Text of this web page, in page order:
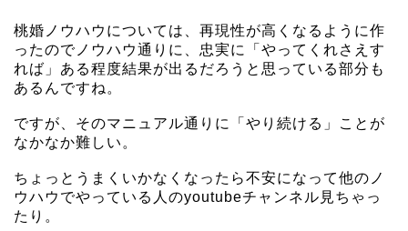
桃婚ノウハウについては、再現性が高くなるように作
ったのでノウハウ通りに、忠実に「やってくれさえす
れば」ある程度結果が出るだろうと思っている部分も
あるんですね。
ですが、そのマニュアル通りに「やり続ける」ことが
なかなか難しい。
ちょっとうまくいかなくなったら不安になって他のノ
ウハウでやっている人のyoutubeチャンネル見ちゃっ
たり。